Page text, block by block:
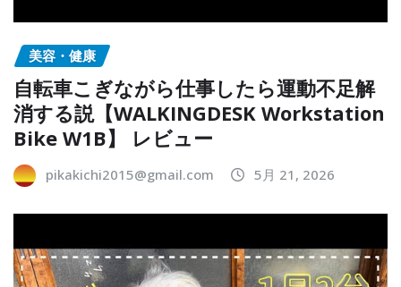
美容・健康
自転車こぎながら仕事したら運動不足解
消する説【WALKINGDESK Workstation
Bike W1B】 レビュー
pikakichi2015@gmail.com 5月 21, 2026